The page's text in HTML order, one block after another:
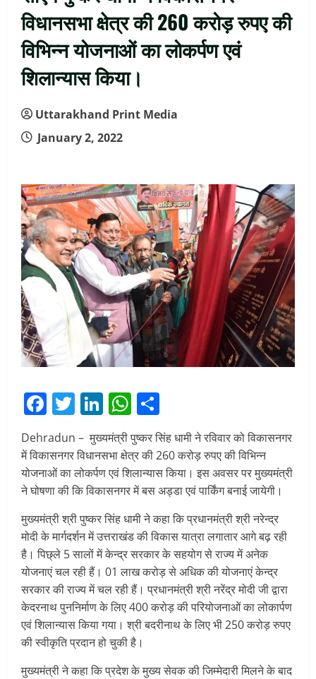
विधानसभा क्षेत्र की 260 करोड़ रुपए की
विभिन्न योजनाओं का लोकर्पण एवं
शिलान्यास किया।
Uttarakhand Print Media
January 2, 2022
Facebook
Twitter
LinkedIn
WhatsApp
Dehradun – मुख्यमंत्री पुष्कर सिंह धामी ने रविवार को विकासनगर
में विकासनगर विधानसभा क्षेत्र की 260 करोड़ रुपए की विभिन्न
योजनाओं का लोकर्पण एवं शिलान्यास किया। इस अवसर पर मुख्यमंत्री
ने घोषणा की कि विकासनगर में बस अड्डा एवं पार्किंग बनाई जायेगी।
मुख्यमंत्री श्री पुष्कर सिंह धामी ने कहा कि प्रधानमंत्री श्री नरेन्द्र
मोदी के मार्गदर्शन में उत्तराखंड की विकास यात्रा लगातार आगे बढ़ रही
है। पिछ्ले 5 सालों में केन्द्र सरकार के सहयोग से राज्य में अनेक
योजनाएं चल रही हैं। 01 लाख करोड़ से अधिक की योजनाएं केन्द्र
सरकार की राज्य में चल रही हैं। प्रधानमंत्री श्री नरेंद्र मोदी जी द्वारा
केदरनाथ पुननिर्माण के लिए 400 करोड़ की परियोजनाओं का लोकार्पण
एवं शिलान्यास किया गया। श्री बदरीनाथ के लिए भी 250 करोड़ रुपए
की स्वीकृति प्रदान हो चुकी है।
मुख्यमंत्री ने कहा कि प्रदेश के मुख्य सेवक की जिम्मेदारी मिलने के बाद